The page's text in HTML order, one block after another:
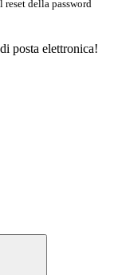
della password
posta elettronica!